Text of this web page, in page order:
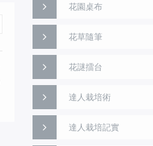
花園桌布
花草隨筆
花謎擂台
達人栽培術
達人栽培記實